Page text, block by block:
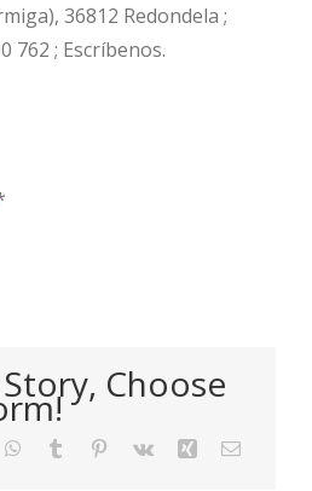
36812 Redondela ;
762 ; Escríbenos.
Choose
WhatsApp
Tumblr Pinterest
Vk Xing Email